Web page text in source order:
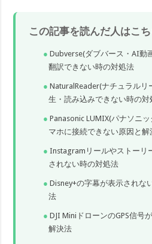
この記事を読んだ人はこ
Dubverse(ダブバース・AI動
翻訳できない時の対処法
NaturalReader(ナチュラル
生・読み込みできない時の対
Panasonic LUMIX(パナソニ
マホに接続できない原因と解
Instagramリールやストーリ
されない時の対処法
Disney+の字幕が表示されな
法
DJI MiniドローンのGPS信号
解決法